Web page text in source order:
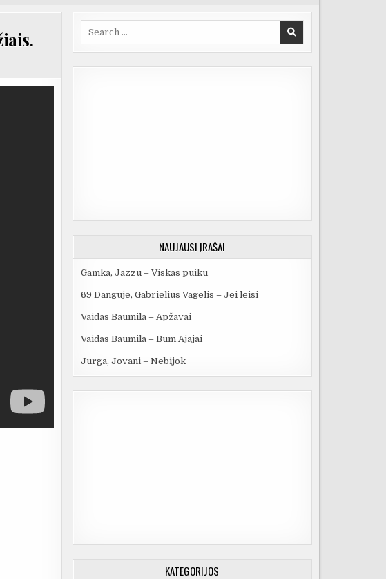
NAUJAUSI ĮRAŠAI
Gamka, Jazzu – Viskas puiku
69 Danguje, Gabrielius Vagelis – Jei leisi
Vaidas Baumila – Apžavai
Vaidas Baumila – Bum Ajajai
Jurga, Jovani – Nebijok
KATEGORIJOS